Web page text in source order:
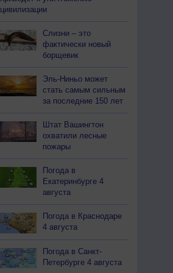
цивилизации
Слизни – это
фактически новый
борщевик
Эль-Ниньо может
стать самым сильным
за последние 150 лет
Штат Вашингтон
охватили лесные
пожары
Погода в
Екатеринбурге 4
августа
Погода в Краснодаре
4 августа
Погода в Санкт-
Петербурге 4 августа